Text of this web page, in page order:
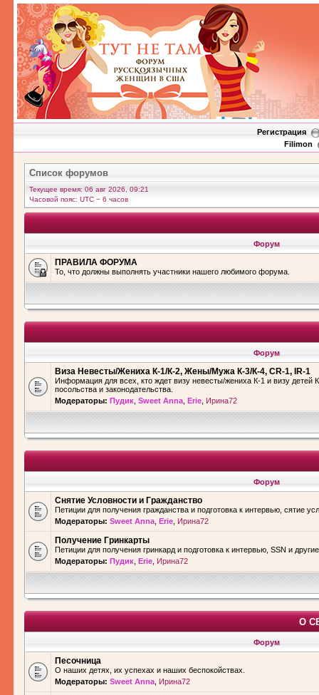
Регистрация
Filimon
Список форумов
Текущее время: 06 авг 2026, 09:21
Часовой пояс: UTC − 6 часов
Форум
ПРАВИЛА ФОРУМА
То, что должны выполнять участники нашего любимого форума.
Форум
Виза Невесты/Жениха К-1/К-2, Жены/Мужа К-3/К-4, CR-1, IR-1
Информация для всех, кто ждет визу невесты/жениха К-1 и визу
посольства и законодательства.
Модераторы: Пудик Sweet Anna Erie Ирина72
Форум
Снятие Условности и Гражданство
Петиции для получения гражданства и подготовка к интервью, сятие
Модераторы: Sweet Anna Erie Ирина72
Получение Гринкарты
Петиции для получения гринкард и подготовка к интервью, SSN и
Модераторы: Пудик Erie Ирина72
О
Форум
Песочница
О наших детях, их успехах и наших беспокойствах.
Модераторы: Sweet Anna Ирина72